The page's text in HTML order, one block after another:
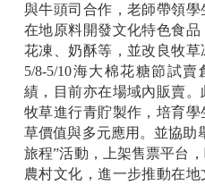
與牛頭司合作，老師帶領
在地原料開發文化特色食
花凍、奶酥等，並改良牧
5/8-5/10海大棉花糖節試賣
績，目前亦在場域內販賣
牧草進行青貯製作，培育
草價值與多元應用。並協助
旅程”活動，上架售票平台
農村文化，進一步推動在